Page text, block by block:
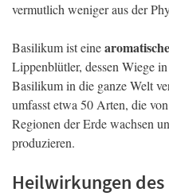
vermutlich weniger aus der
Basilikum ist eine
Lippenblütler, dessen Wiege
Basilikum in die ganze Welt
umfasst etwa 50 Arten, die
Regionen der Erde wachsen
produzieren.
Heilwirkungen